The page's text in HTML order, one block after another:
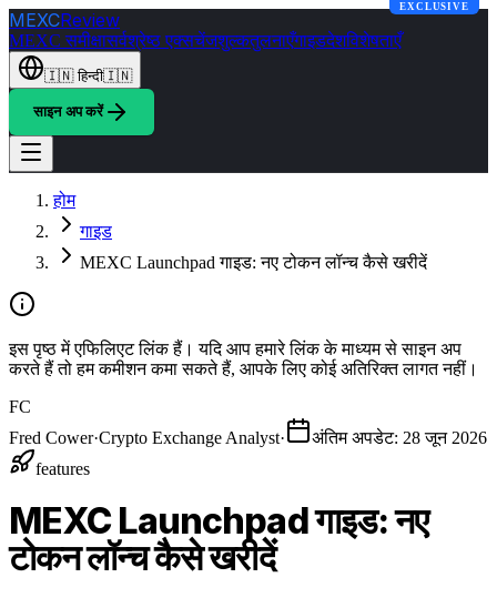
MEXCReview
MEXC समीक्षासर्वश्रेष्ठ एक्सचेंजशुल्कतुलनाएँगाइडदेशविशेषताएँ
🇮🇳 हिन्दी🇮🇳
साइन अप करें
होम
गाइड
MEXC Launchpad गाइड: नए टोकन लॉन्च कैसे खरीदें
इस पृष्ठ में एफिलिएट लिंक हैं। यदि आप हमारे लिंक के माध्यम से साइन अप
करते हैं तो हम कमीशन कमा सकते हैं, आपके लिए कोई अतिरिक्त लागत नहीं।
FC
Fred Cower·Crypto Exchange Analyst· अंतिम अपडेट: 28 जून 2026
features
MEXC Launchpad गाइड: नए
टोकन लॉन्च कैसे खरीदें
EXCLUSIVE